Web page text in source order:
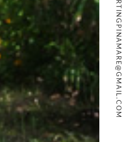
SPORTINGPINAMARE@GMAIL.COM